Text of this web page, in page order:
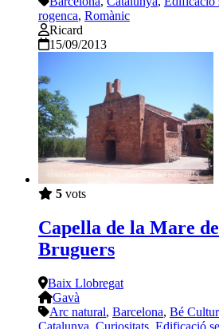
rogenca, Romànic
Ricard
15/09/2013
5 vots
Capella de la Mare
Bruguers
Baix Llobregat
Gavà
Arc natural, Barcelona, Bé
Catalunya Curiositats Edificació